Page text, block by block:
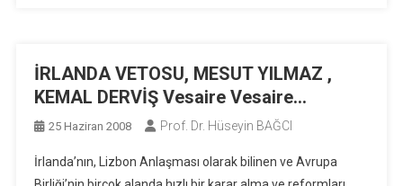
İRLANDA VETOSU, MESUT YILMAZ ,
KEMAL DERVİŞ Vesaire Vesaire…
25 Haziran 2008 Prof. Dr. Hüseyin BAĞCI
İrlanda’nın, Lizbon Anlaşması olarak bilinen ve Avrupa